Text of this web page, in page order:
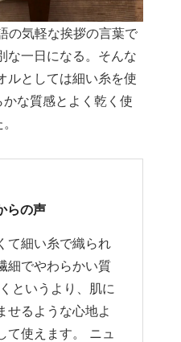
の気軽な挨拶の言葉で
な一日になる。そんな
ルとしては細い糸を使
な質感とよく乾く使
らの声
て細い糸で織られ
細でやわらかい質
というより、肌に
せるような心地よ
て使えます。 ニュ